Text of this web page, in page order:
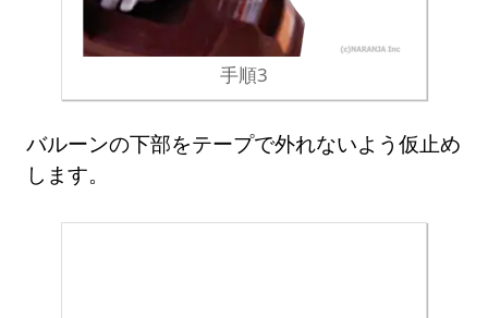
手順3
バルーンの下部をテープで外れないよう仮止め
します。